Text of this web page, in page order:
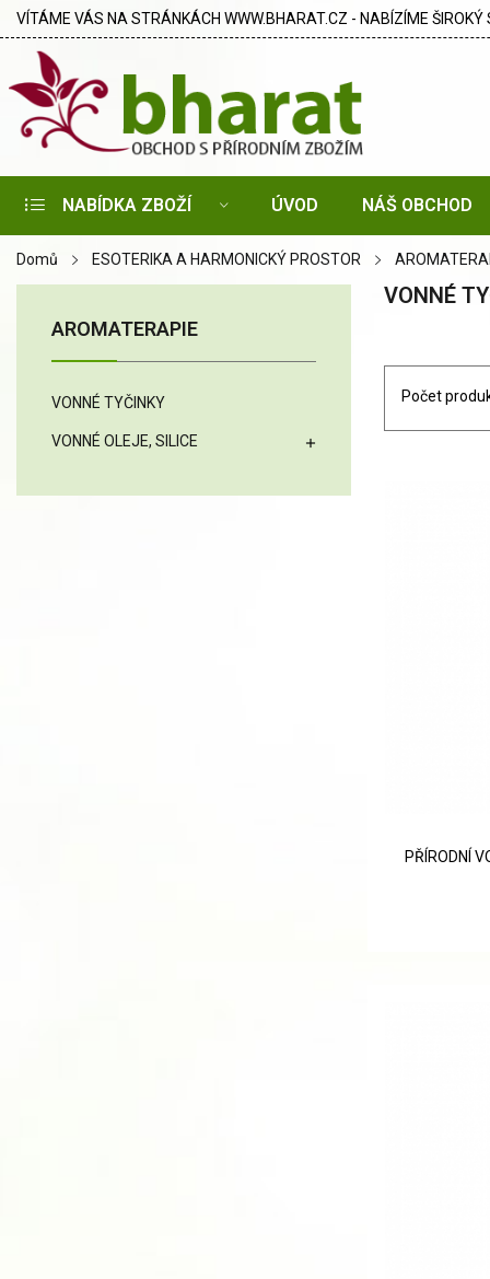
VÍTÁME VÁS NA STRÁNKÁCH WWW.BHARAT.CZ - NABÍZÍME
NABÍDKA ZBOŽÍ ÚVOD NÁŠ OBCHOD
Domů ESOTERIKA A HARMONICKÝ PROSTOR
AROMATERAPIE
VONNÉ TYČINKY
VONNÉ OLEJE, SILICE 
VONNÉ
Počet
PŘÍRODNÍ